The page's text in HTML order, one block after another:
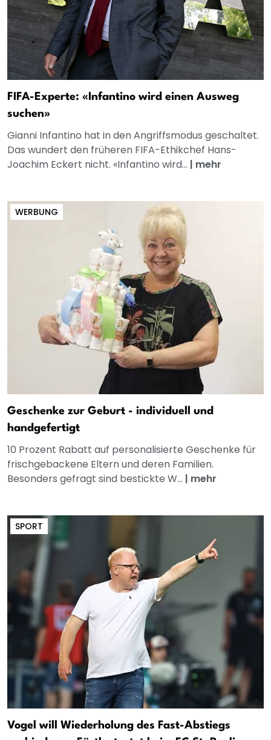
FIFA-Experte: «Infantino wird einen Ausweg
suchen»
Gianni Infantino hat in den Angriffsmodus geschaltet.
Das wundert den früheren FIFA-Ethikchef Hans-
Joachim Eckert nicht. «Infantino wird... | mehr
WERBUNG
Geschenke zur Geburt - individuell und
handgefertigt
10 Prozent Rabatt auf personalisierte Geschenke für
frischgebackene Eltern und deren Familien.
Besonders gefragt sind bestickte W... | mehr
SPORT
Vogel will Wiederholung des Fast-Abstiegs